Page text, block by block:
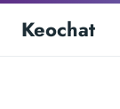
Keochat